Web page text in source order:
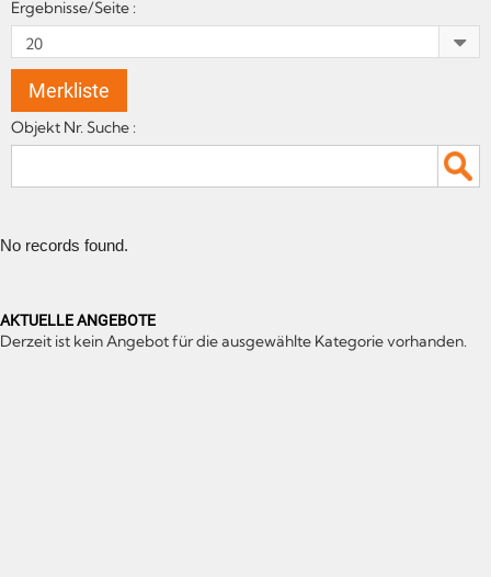
Ergebnisse/Seite :
Merkliste
Objekt Nr. Suche :
No records found.
AKTUELLE ANGEBOTE
Derzeit ist kein Angebot für die ausgewählte Kategorie vorhanden.